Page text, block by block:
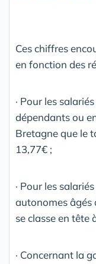
Ces chiffres
en fonction des
· Pour les
dépendants ou
Bretagne que le
13,77€ ;
· Pour les
autonomes âgés
se classe en tête
· Concernant la